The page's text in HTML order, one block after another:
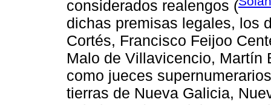
considerados realengos (
dichas premisas legales, los
Cortés, Francisco Feijoo
Malo de Villavicencio, Martín
como jueces
tierras de Nueva Galicia,